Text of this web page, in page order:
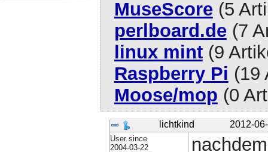
MuseScore(5
perlboard.de(7
linux mint(9
Raspberry Pi (19
Moose/mop (0
lichtkind 2012-
User since
2004-03-22